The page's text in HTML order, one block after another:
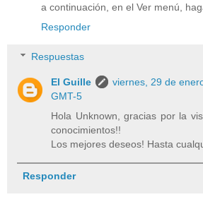
a continuación, en el Ver menú,
Responder
Respuestas
El Guille
viernes, 29 de
GMT-5
Hola Unknown, gracias por la
conocimientos!!
Los mejores deseos! Hasta
Responder